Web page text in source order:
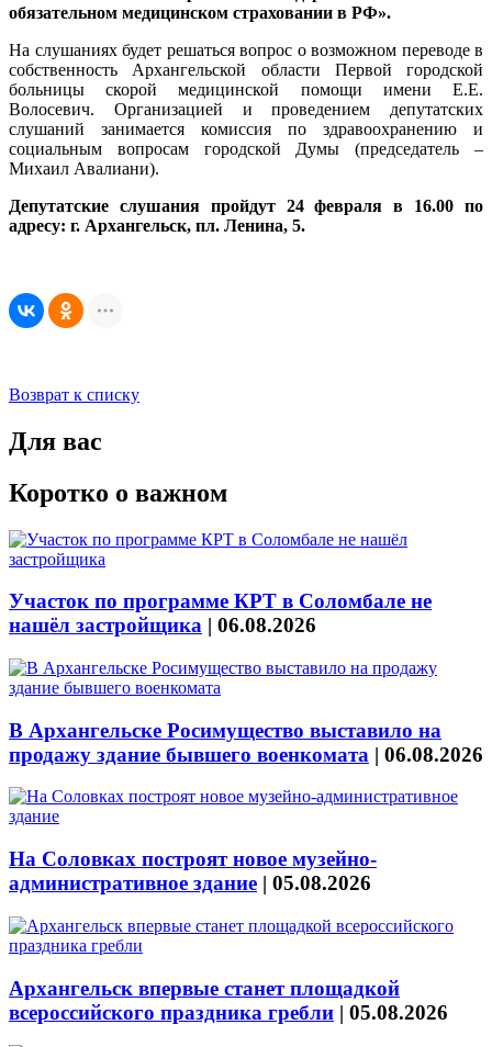
обязательном медицинском страховании в РФ».
На слушаниях будет решаться вопрос о возможном переводе в
собственность Архангельской области Первой городской
больницы скорой медицинской помощи имени Е.Е.
Волосевич. Организацией и проведением депутатских
слушаний занимается комиссия по здравоохранению и
социальным вопросам городской Думы (председатель –
Михаил Авалиани).
Депутатские слушания пройдут 24 февраля в 16.00 по
адресу: г. Архангельск, пл. Ленина, 5.
Возврат к списку
Для вас
Коротко о важном
Участок по программе КРТ в Соломбале не
нашёл застройщика | 06.08.2026
В Архангельске Росимущество выставило на
продажу здание бывшего военкомата | 06.08.2026
На Соловках построят новое музейно-
административное здание | 05.08.2026
Архангельск впервые станет площадкой
всероссийского праздника гребли | 05.08.2026